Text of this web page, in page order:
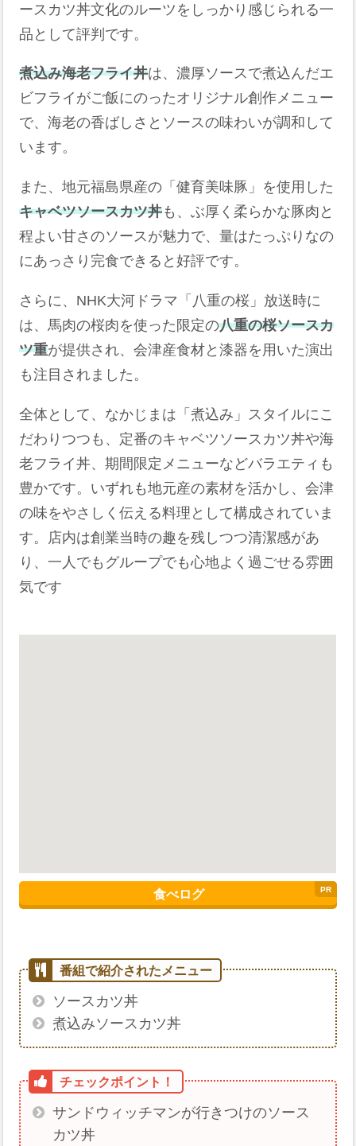
ースカツ丼文化のルーツをしっかり感じられる一
品として評判です。
煮込み海老フライ丼は、濃厚ソースで煮込んだエ
ビフライがご飯にのったオリジナル創作メニュー
で、海老の香ばしさとソースの味わいが調和して
います。
また、地元福島県産の「健育美味豚」を使用した
キャベツソースカツ丼も、ぶ厚く柔らかな豚肉と
程よい甘さのソースが魅力で、量はたっぷりなの
にあっさり完食できると好評です。
さらに、NHK大河ドラマ「八重の桜」放送時に
は、馬肉の桜肉を使った限定の八重の桜ソースカ
ツ重が提供され、会津産食材と漆器を用いた演出
も注目されました。
全体として、なかじまは「煮込み」スタイルにこ
だわりつつも、定番のキャベツソースカツ丼や海
老フライ丼、期間限定メニューなどバラエティも
豊かです。いずれも地元産の素材を活かし、会津
の味をやさしく伝える料理として構成されていま
す。店内は創業当時の趣を残しつつ清潔感があ
り、一人でもグループでも心地よく過ごせる雰囲
気です
食べログ
ソースカツ丼
煮込みソースカツ丼
サンドウィッチマンが行きつけのソース
カツ丼